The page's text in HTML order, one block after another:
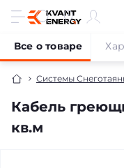
Системы
Кабель
кв.м
Все о товаре